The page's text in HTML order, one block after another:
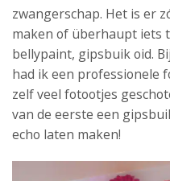
zwangerschap. Het is er
maken of überhaupt iets
bellypaint, gipsbuik oid.
had ik een professionele
zelf veel fotootjes
van de eerste een
echo laten maken!